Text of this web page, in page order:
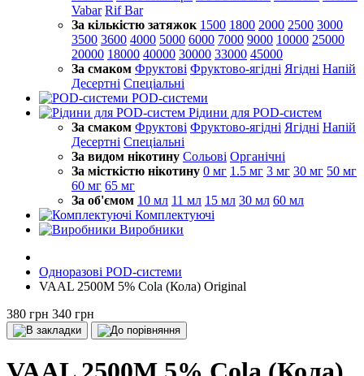
Vabar Rif Bar
За кількістю затяжок 1500 1800 2000 2500 3000
3500 3600 4000 5000 6000 7000 9000 10000 25000
20000 18000 40000 30000 33000 45000
За смаком Фруктові Фруктово-ягідні Ягідні Напій
Десертні Спеціальні
POD-системи
Рідини для POD-систем
За смаком Фруктові Фруктово-ягідні Ягідні Напій
Десертні Спеціальні
За видом нікотину Сольові Органічні
За місткістю нікотину 0 мг 1.5 мг 3 мг 30 мг 50 мг
60 мг 65 мг
За об'ємом 10 мл 11 мл 15 мл 30 мл 60 мл
Комплектуючі
Виробники
Одноразові POD-системи
VAAL 2500M 5% Cola (Кола) Original
380 грн 340 грн